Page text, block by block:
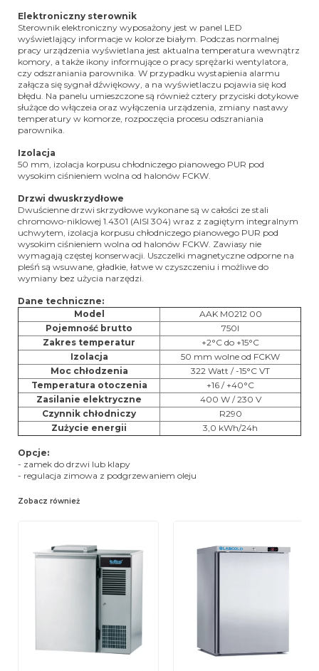
Elektroniczny sterownik
Sterownik elektroniczny wyposażony jest w panel LED
wyświetlający informacje w kolorze białym. Podczas normalnej
pracy urządzenia wyświetlana jest aktualna temperatura wewnątrz
komory, a także ikony informujące o pracy sprężarki wentylatora,
czy odszraniania parownika. W przypadku wystapienia alarmu
załącza się sygnał dźwiękowy, a na wyświetlaczu pojawia się kod
błędu. Na panelu umieszczone są również cztery przyciski dotykowe
służące do włączeia oraz wyłączenia urządzenia, zmiany nastawy
temperatury w komorze, rozpoczęcia procesu odszraniania
parownika.
Izolacja
50 mm, izolacja korpusu chłodniczego pianowego PUR pod
wysokim ciśnieniem wolna od halonów FCKW.
Drzwi dwuskrzydłowe
Dwuścienne drzwi skrzydłowe wykonane są w całości ze stali
chromowo-niklowej 1.4301 (AISI 304) wraz z zagiętym integralnym
uchwytem, izolacja korpusu chłodniczego pianowego PUR pod
wysokim ciśnieniem wolna od halonów FCKW. Zawiasy nie
wymagają częstej konserwacji. Uszczelki magnetyczne odporne na
pleśń są wsuwane, gładkie, łatwe w czyszczeniu i możliwe do
wymiany bez użycia narzędzi.
Dane techniczne:
Model
AAK M0212 00
Pojemność brutto
750l
Zakres temperatur
+2°C do +15°C
Izolacja
50 mm wolne od FCKW
Moc chłodzenia
322 Watt / -15°C VT
Temperatura otoczenia
+16 / +40°C
Zasilanie elektryczne
400 W / 230 V
Czynnik chłodniczy
R290
Zużycie energii
3,0 kWh/24h
Opcje:
- zamek do drzwi lub klapy
- regulacja zimowa z podgrzewaniem oleju
Zobacz również